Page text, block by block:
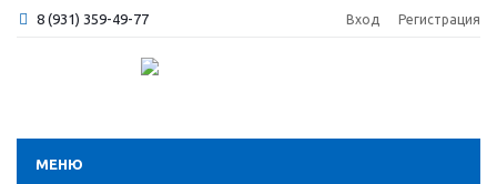
8 (931) 359-49-77 Вход Регистрация
МЕНЮ